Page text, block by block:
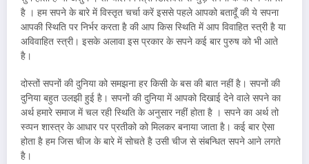
है । हम सपने के बारे में विस्तृत चर्चा करें इससे पहले आपको बतादूँ की ये सपना
आपकी स्थिति पर निर्भर करता है की आप किस स्थिति में आप विवाहित स्त्री है या
अविवाहित स्त्री। इसके अलावा इस प्रकार के सपने कई बार पुरुष को भी आते
है।
दोस्तों सपनों की दुनिया को समझना हर किसी के बस की बात नहीं है। सपनों की
दुनिया बहुत उलझी हुई है। सपनों की दुनिया में आपको दिखाई देने वाले सपने का
अर्थ हमारे समाज में चल रही स्थिति के अनुसार नहीं होता है । सपने का अर्थ तो
स्व्पन शास्त्र के आधार पर प्रतीको को मिलकर बनाया जाता है। कई बार ऐसा
होता है हम जिस चीज के बारे में सोचते है उसी चीज से संबन्धित सपने आने लगते
है।